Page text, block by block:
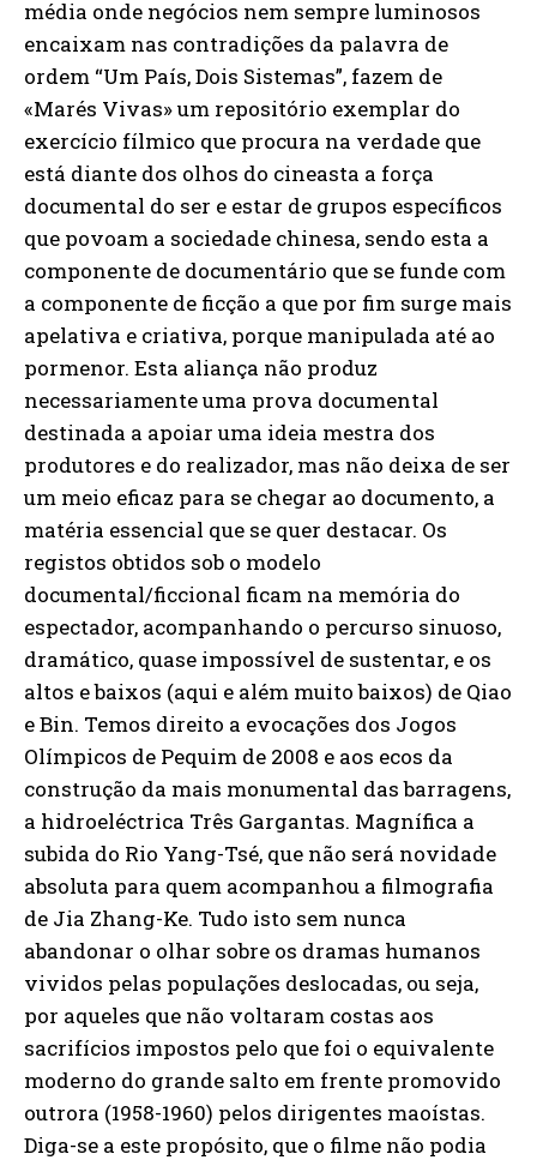
média onde negócios nem sempre luminosos
encaixam nas contradições da palavra de
ordem “Um País, Dois Sistemas”, fazem de
«Marés Vivas» um repositório exemplar do
exercício fílmico que procura na verdade que
está diante dos olhos do cineasta a força
documental do ser e estar de grupos específicos
que povoam a sociedade chinesa, sendo esta a
componente de documentário que se funde com
a componente de ficção a que por fim surge mais
apelativa e criativa, porque manipulada até ao
pormenor. Esta aliança não produz
necessariamente uma prova documental
destinada a apoiar uma ideia mestra dos
produtores e do realizador, mas não deixa de ser
um meio eficaz para se chegar ao documento, a
matéria essencial que se quer destacar. Os
registos obtidos sob o modelo
documental/ficcional ficam na memória do
espectador, acompanhando o percurso sinuoso,
dramático, quase impossível de sustentar, e os
altos e baixos (aqui e além muito baixos) de Qiao
e Bin. Temos direito a evocações dos Jogos
Olímpicos de Pequim de 2008 e aos ecos da
construção da mais monumental das barragens,
a hidroeléctrica Três Gargantas. Magnífica a
subida do Rio Yang-Tsé, que não será novidade
absoluta para quem acompanhou a filmografia
de Jia Zhang-Ke. Tudo isto sem nunca
abandonar o olhar sobre os dramas humanos
vividos pelas populações deslocadas, ou seja,
por aqueles que não voltaram costas aos
sacrifícios impostos pelo que foi o equivalente
moderno do grande salto em frente promovido
outrora (1958-1960) pelos dirigentes maoístas.
Diga-se a este propósito, que o filme não podia